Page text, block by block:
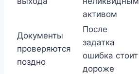
активом
Документы
проверяются
поздно
После
задатка
ошибка стоит
дороже